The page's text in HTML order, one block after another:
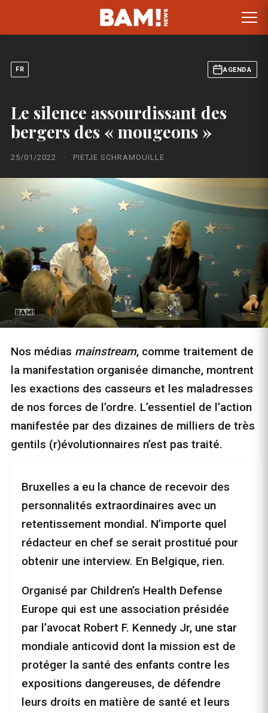
FR AGENDA
Le silence assourdissant des
bergers des « mougeons »
25/01/2022 · PIETJE SCHRAMOUILLE
Nos médias mainstream, comme traitement de
la manifestation organisée dimanche, montrent
les exactions des casseurs et les maladresses
de nos forces de l’ordre. L’essentiel de l’action
manifestée par des dizaines de milliers de très
gentils (r)évolutionnaires n’est pas traité.
Bruxelles a eu la chance de recevoir des
personnalités extraordinaires avec un
retentissement mondial. N’importe quel
rédacteur en chef se serait prostitué pour
obtenir une interview. En Belgique, rien.
Organisé par Children’s Health Defense
Europe qui est une association présidée
par l’avocat Robert F. Kennedy Jr, une star
mondiale anticovid dont la mission est de
protéger la santé des enfants contre les
expositions dangereuses, de défendre
leurs droits en matière de santé et leurs